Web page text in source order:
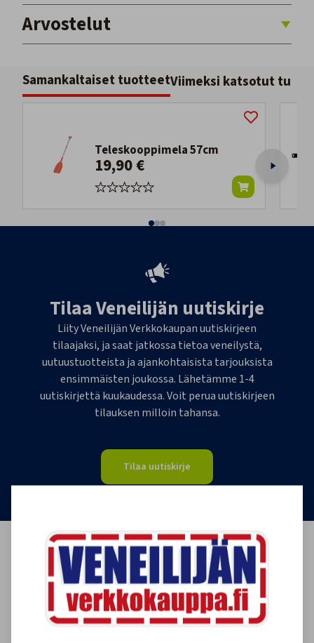
Arvostelut
Samankaltaiset tuotteetViimeksi katsotut
Teleskooppimela 57cm
19,90 €
Tilaa Veneilijän uutiskirje
Liity Veneilijän Verkkokaupan uutiskirjeen
tilaajaksi, ja saat jatkossa tietoa veneilystä,
uutuustuotteista ja ajankohtaisista tarjouksista
ensimmäisten joukossa. Lähetämme 1-4
uutiskirjettä kuukaudessa. Voit perua uutiskirjeen
tilauksen milloin tahansa.
Tilaa uutiskirje